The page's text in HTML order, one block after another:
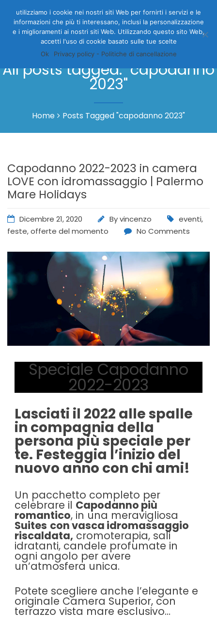
All posts tagged: "capodanno
2023"
Home Posts Tagged "capodanno 2023"
Capodanno 2022-2023 in camera
LOVE con idromassaggio | Palermo
Mare Holidays
Dicembre 21, 2020 Byvincenzo eventi,
feste,offerte del momento No Comments
Speciale Capodanno
2022-2023
Lasciati il 2022 alle spalle
in compagnia della
persona più speciale per
te. Festeggia l’inizio del
nuovo anno con chi ami!
Un pacchetto completo per
celebrare il Capodanno più
romantico, in una meravigliosa
Suites con vasca idromassaggio
riscaldata, cromoterapia, sali
idratanti, candele profumate in
ogni angolo per avere
un’atmosfera unica.
Potete scegliere anche l’elegante e
originale Camera Superior, con
terrazzo vista mare esclusivo…
utilizziamo i cookie nei nostri siti Web per fornirti i servizi e le
informazioni che più ti interessano, inclusi la personalizzazione
e i miglioramenti ai nostri siti Web. Utilizzando questo sito Web,
accetti l'uso di cookie basato sulle tue scelte
Ok
Privacy policy - Politiche di cancellazione